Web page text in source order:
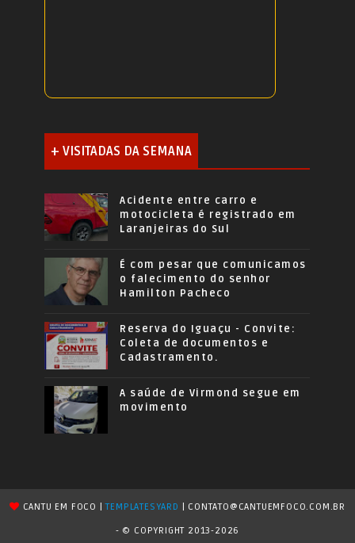
+ VISITADAS DA SEMANA
Acidente entre carro e
motocicleta é registrado em
Laranjeiras do Sul
É com pesar que comunicamos
o falecimento do senhor
Hamilton Pacheco
Reserva do Iguaçu - Convite:
Coleta de documentos e
Cadastramento.
A saúde de Virmond segue em
movimento
CANTU EM FOCO |TEMPLATESYARD | CONTATO@CANTUEMFOCO.COM.BR
- © COPYRIGHT 2013-2026